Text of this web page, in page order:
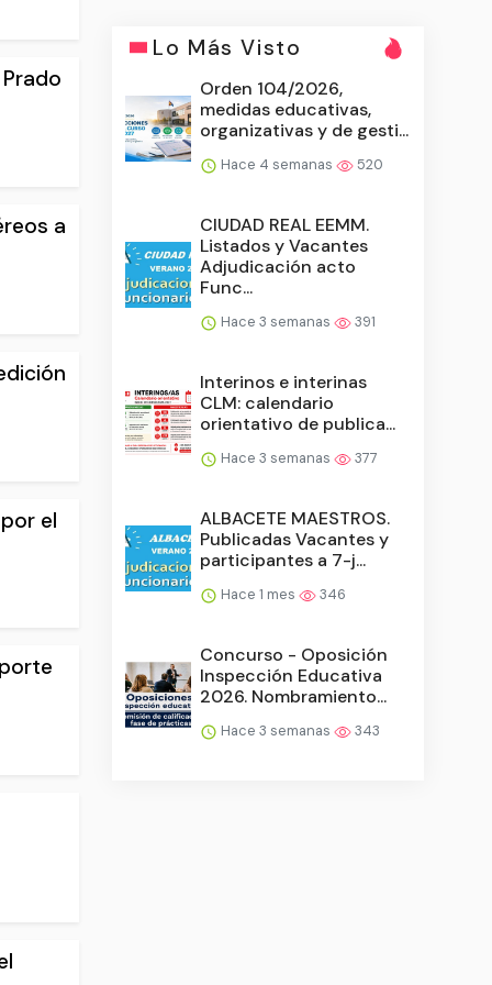
a
el
Lo Más Visto
Orden 104/2026,
medidas educativas,
organizativas y de gesti...
Hace 4 semanas 520
CIUDAD REAL EEMM.
Listados y Vacantes
Adjudicación acto
Func...
Hace 3 semanas 391
Interinos e interinas
CLM: calendario
orientativo de publica...
Hace 3 semanas 377
ALBACETE MAESTROS.
Publicadas Vacantes y
participantes a 7-j...
Hace 1 mes 346
Concurso - Oposición
Inspección Educativa
2026. Nombramiento...
Hace 3 semanas 343